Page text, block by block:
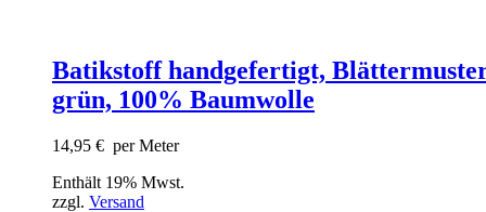
Batikstoff handgefertigt,
grün, 100% Baumwolle
14,95 € per Meter
Enthält 19% Mwst.
zzgl. Versand